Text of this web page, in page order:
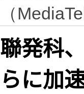
（
聯発科
らに加